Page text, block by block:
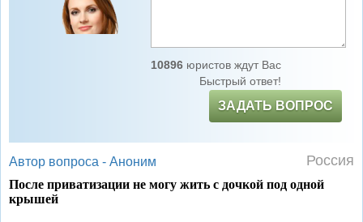
10896юристов ждут Вас
Быстрый ответ!
ЗАДАТЬ ВОПРОС
Автор вопроса - Аноним Россия
После приватизации не могу жить с дочкой под одной
крышей